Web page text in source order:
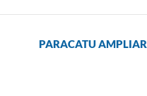
PARACATU